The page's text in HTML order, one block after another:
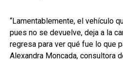
“Lamentablemente, el vehículo
pues no se devuelve, deja a la
regresa para ver qué fue lo que
Alexandra Moncada, consultora